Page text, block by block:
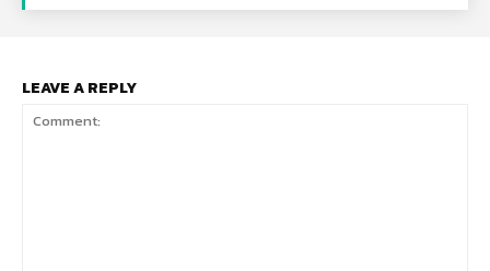
LEAVE A REPLY